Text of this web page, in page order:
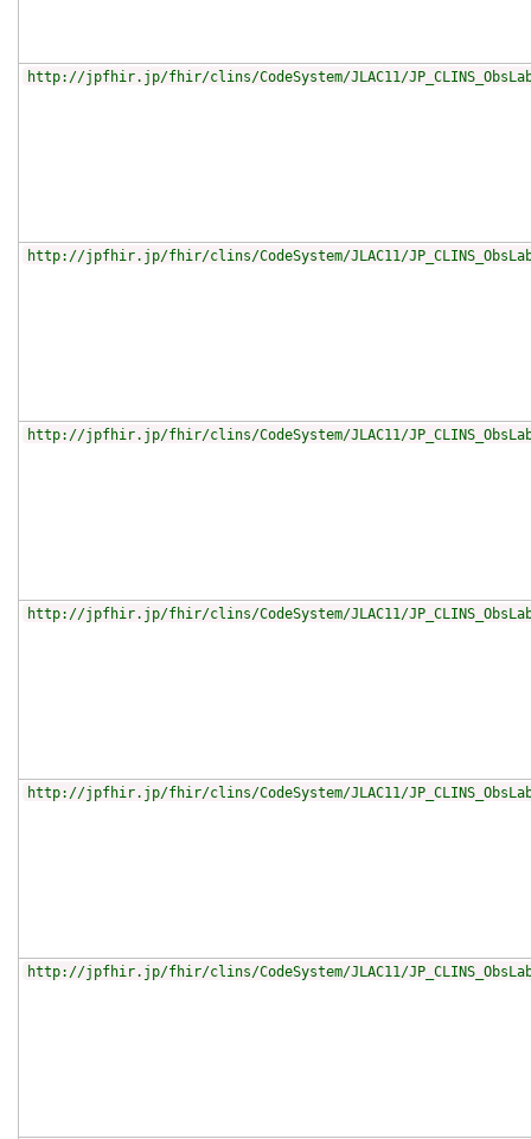
http://jpfhir.jp/fhir/clins/CodeSystem/JLAC11/
http://jpfhir.jp/fhir/clins/CodeSystem/JLAC11/
http://jpfhir.jp/fhir/clins/CodeSystem/JLAC11/
http://jpfhir.jp/fhir/clins/CodeSystem/JLAC11/
http://jpfhir.jp/fhir/clins/CodeSystem/JLAC11/
http://jpfhir.jp/fhir/clins/CodeSystem/JLAC11/